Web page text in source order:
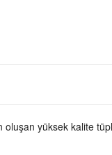
yüksek kalite